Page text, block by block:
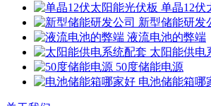
单晶12伏
新型储能研发
液流电池的弊端
太阳能供电
50度储能电源
电池储能箱哪